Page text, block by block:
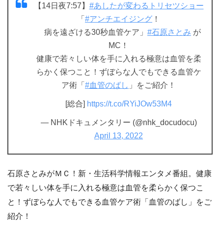
【14日夜7:57】 #あしたが変わるトリセツショー
「 #アンチエイジング ！
病を遠ざける30秒血管ケア」 #石原さとみ が
MC！
健康で若々しい体を手に入れる極意は血管を柔
らかく保つこと！ずぼらな人でもできる血管ケ
ア術「 #血管のばし 」をご紹介！
[総合] https://t.co/RYiJOw53M4
— NHKドキュメンタリー (@nhk_docudocu)
April 13, 2022
石原さとみがＭＣ！新・生活科学情報エンタメ番組。健康
で若々しい体を手に入れる極意は血管を柔らかく保つこ
と！ずぼらな人でもできる血管ケア術「血管のばし」をご
紹介！